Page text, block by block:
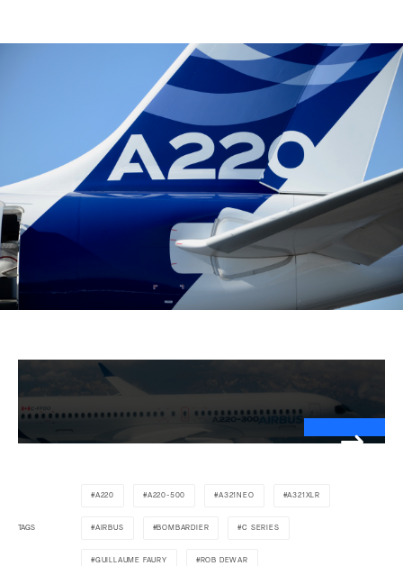
TAGS
A220 A220-500 A321NEO A321XLR
AIRBUS BOMBARDIER C SERIES
GUILLAUME FAURY ROB DEWAR